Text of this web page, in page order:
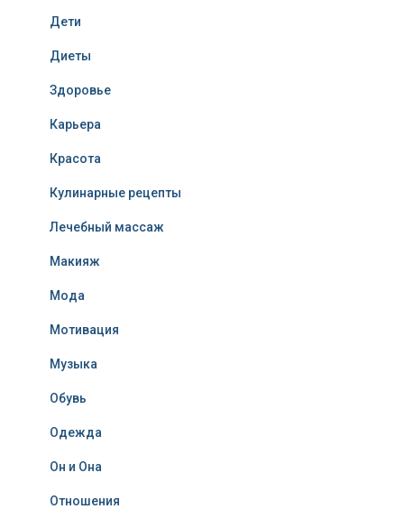
Дети
Диеты
Здоровье
Карьера
Красота
Кулинарные рецепты
Лечебный массаж
Макияж
Мода
Мотивация
Музыка
Обувь
Одежда
Он и Она
Отношения